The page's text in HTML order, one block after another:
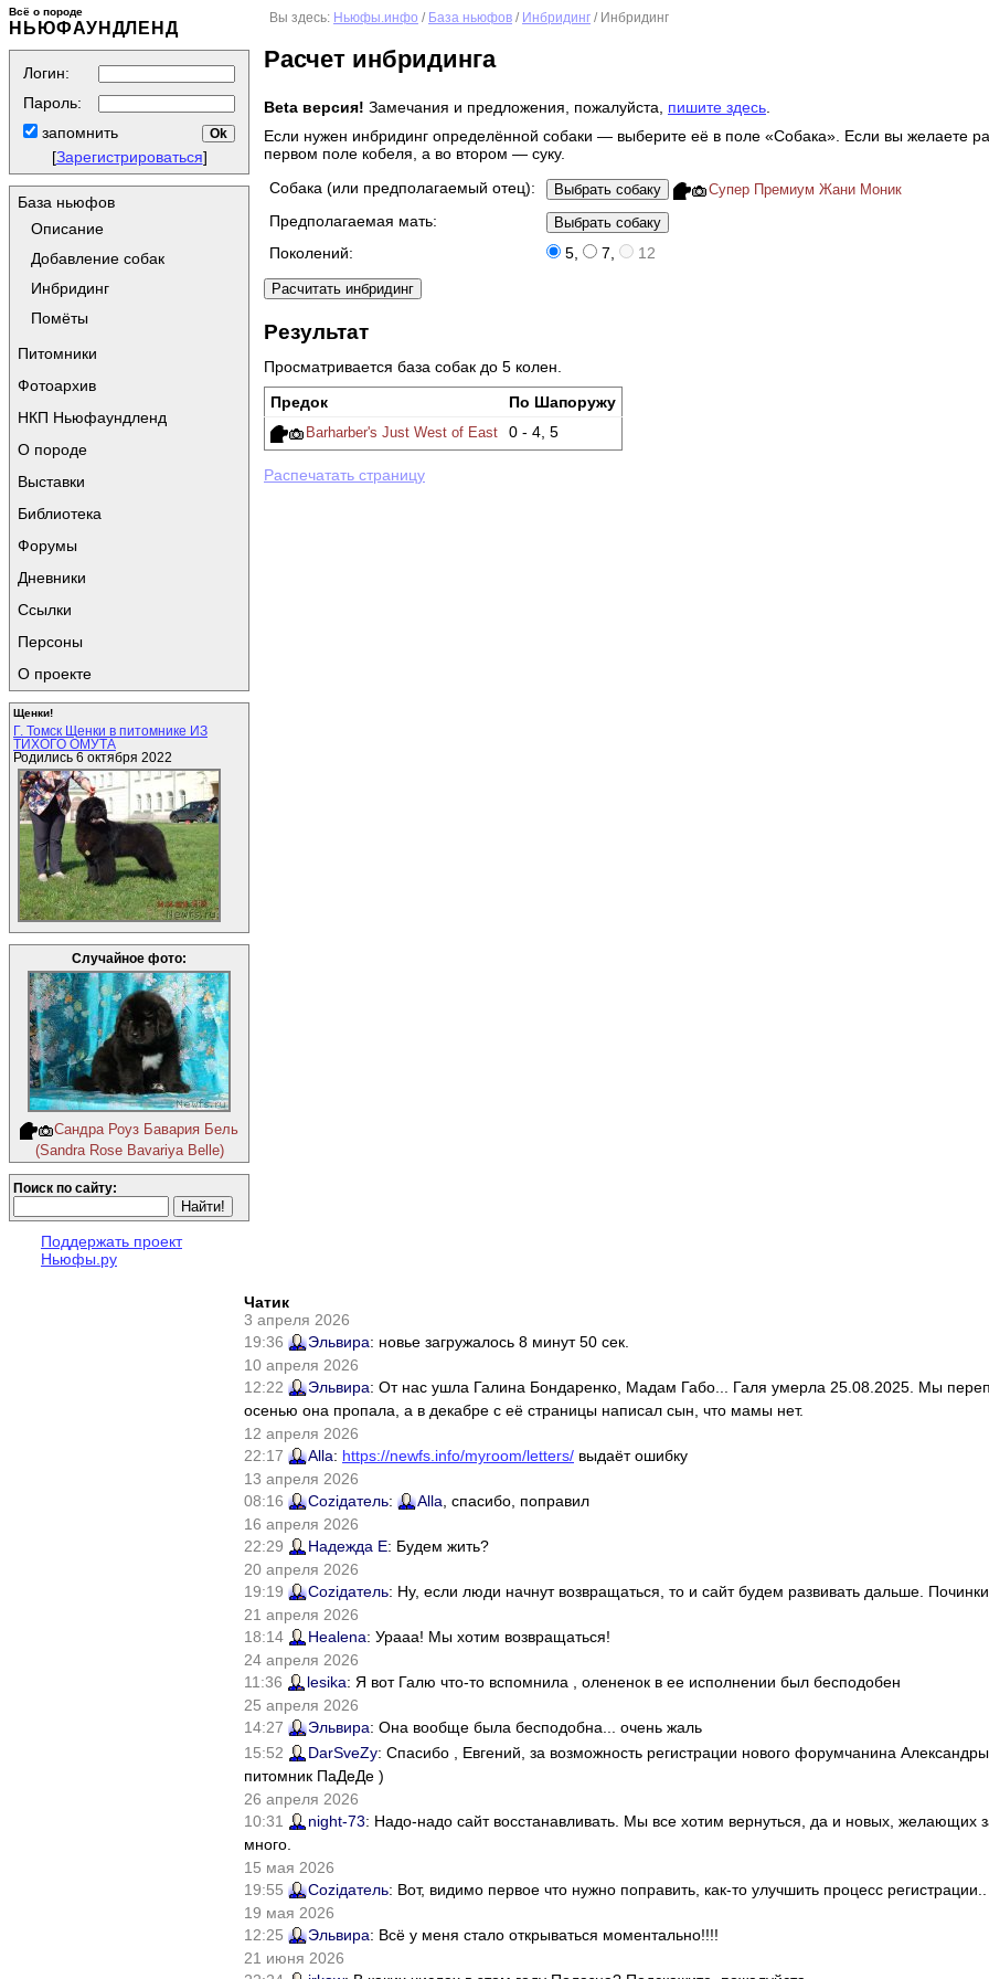
Всё о породе
НЬЮФАУНДЛЕНД
Логин:
Пароль:
запомнить
[Зарегистрироваться]
База ньюфов
Описание
Добавление собак
Инбридинг
Помёты
Питомники
Фотоархив
НКП Ньюфаундленд
О породе
Выставки
Библиотека
Форумы
Дневники
Ссылки
Персоны
О проекте
Щенки!
Г. Томск Щенки в питомнике ИЗ
ТИХОГО ОМУТА
Родились 6 октября 2022
Случайное фото:
Сандра Роуз Бавария Бель
(Sandra Rose Bavariya Belle)
Поиск по сайту:
Поддержать проект
Ньюфы.ру
Вы здесь: Ньюфы.инфо / База ньюфов / Инбридинг / Инбридинг
Расчет инбридинга
Beta версия! Замечания и предложения, пожалуйста, пишите здесь
Если нужен инбридинг определённой собаки — выберите её в поле «Собака». Если вы желаете
первом поле кобеля, а во втором — суку.
Собака (или предполагаемый отец):
Супер Премиум Жани Моник
Предполагаемая мать:
Поколений:
5 7 12
Результат
Просматривается база собак до 5 колен.
Предок По Шапоружу
Barharber's Just West of East 0 - 4, 5
Распечатать страницу
Чатик
3 апреля 2026
19:36
Эльвира: новье загружалось 8 минут 50 сек.
10 апреля 2026
12:22
Эльвира: От нас ушла Галина Бондаренко, Мадам Габо... Галя умерла 25.08.2025. Мы
осенью она пропала, а в декабре с её страницы написал сын, что мамы нет.
12 апреля 2026
22:17
Alla: https://newfs.info/myroom/letters/ выдаёт ошибку
13 апреля 2026
08:16
Соziдатель: Alla , спасибо, поправил
16 апреля 2026
22:29
Надежда Е: Будем жить?
20 апреля 2026
19:19
Соziдатель: Ну, если люди начнут возвращаться, то и сайт будем развивать дальше.
21 апреля 2026
18:14
Healena: Урааа! Мы хотим возвращаться!
24 апреля 2026
11:36
lesika: Я вот Галю что-то вспомнила , олененок в ее исполнении был бесподобен
25 апреля 2026
14:27
Эльвира: Она вообще была бесподобна... очень жаль
15:52
DarSveZy: Спасибо , Евгений, за возможность регистрации нового форумчанина
питомник ПаДеДе )
26 апреля 2026
10:31
night-73: Надо-надо сайт восстанавливать. Мы все хотим вернуться, да и новых, желающих
много.
15 мая 2026
19:55
Соziдатель: Вот, видимо первое что нужно поправить, как-то улучшить процесс регистрации..
19 мая 2026
12:25
Эльвира: Всё у меня стало открываться моментально!!!!
21 июня 2026